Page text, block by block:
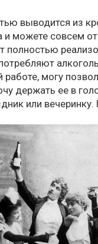
выводится из
можете совсем
полностью
могу
держать ее в
или